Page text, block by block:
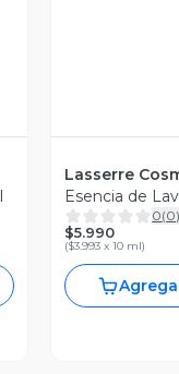
Lasserre
Esencia de
0(0)
$5.990
($3.993 x 10 ml)